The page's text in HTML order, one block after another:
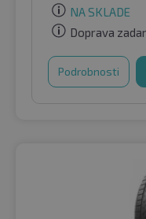
NA SKLADE
Doprava
Podrobnosti